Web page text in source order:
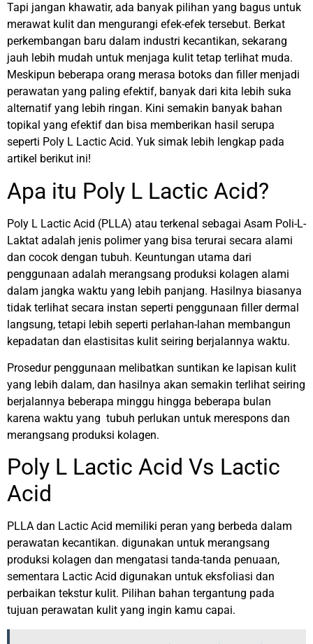
Tapi jangan khawatir, ada banyak pilihan yang bagus untuk
merawat kulit dan mengurangi efek-efek tersebut. Berkat
perkembangan baru dalam industri kecantikan, sekarang
jauh lebih mudah untuk menjaga kulit tetap terlihat muda.
Meskipun beberapa orang merasa botoks dan filler menjadi
perawatan yang paling efektif, banyak dari kita lebih suka
alternatif yang lebih ringan. Kini semakin banyak bahan
topikal yang efektif dan bisa memberikan hasil serupa
seperti Poly L Lactic Acid. Yuk simak lebih lengkap pada
artikel berikut ini!
Apa itu Poly L Lactic Acid?
Poly L Lactic Acid (PLLA) atau terkenal sebagai Asam Poli-L-
Laktat adalah jenis polimer yang bisa terurai secara alami
dan cocok dengan tubuh. Keuntungan utama dari
penggunaan adalah merangsang produksi kolagen alami
dalam jangka waktu yang lebih panjang. Hasilnya biasanya
tidak terlihat secara instan seperti penggunaan filler dermal
langsung, tetapi lebih seperti perlahan-lahan membangun
kepadatan dan elastisitas kulit seiring berjalannya waktu.
Prosedur penggunaan melibatkan suntikan ke lapisan kulit
yang lebih dalam, dan hasilnya akan semakin terlihat seiring
berjalannya beberapa minggu hingga beberapa bulan
karena waktu yang tubuh perlukan untuk merespons dan
merangsang produksi kolagen.
Poly L Lactic Acid Vs Lactic
Acid
PLLA dan Lactic Acid memiliki peran yang berbeda dalam
perawatan kecantikan. digunakan untuk merangsang
produksi kolagen dan mengatasi tanda-tanda penuaan,
sementara Lactic Acid digunakan untuk eksfoliasi dan
perbaikan tekstur kulit. Pilihan bahan tergantung pada
tujuan perawatan kulit yang ingin kamu capai.